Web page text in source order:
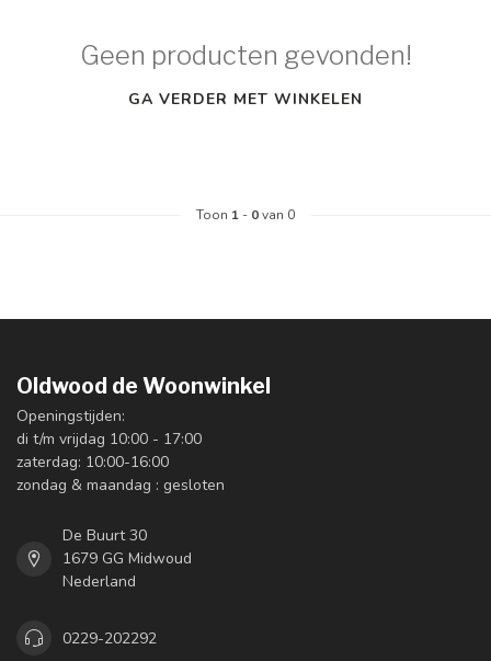
Geen producten gevonden!
GA VERDER MET WINKELEN
Toon 1 - 0van 0
Oldwood de Woonwinkel
Openingstijden:
di t/m vrijdag 10:00 - 17:00
zaterdag: 10:00-16:00
zondag & maandag : gesloten
De Buurt 30
1679 GG Midwoud
Nederland
0229-202292